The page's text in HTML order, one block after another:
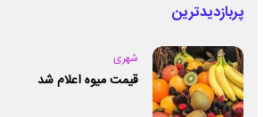
پربازدیدترین
شهری
قیمت میوه اعلام شد